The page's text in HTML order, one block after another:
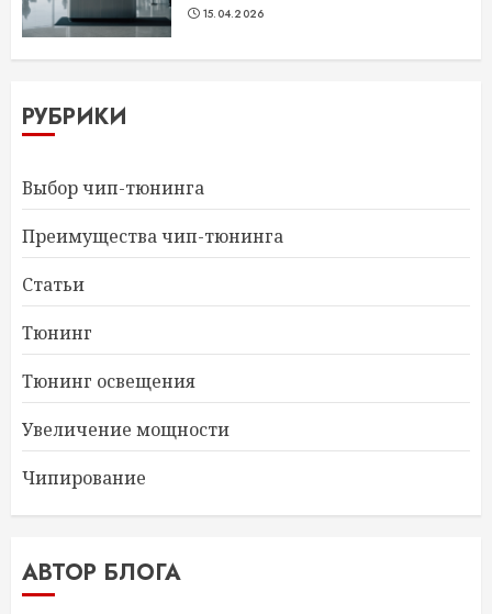
15.04.2026
РУБРИКИ
Выбор чип-тюнинга
Преимущества чип-тюнинга
Статьи
Тюнинг
Тюнинг освещения
Увеличение мощности
Чипирование
АВТОР БЛОГА